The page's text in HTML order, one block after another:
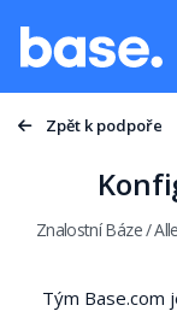
Přehled funkcí
Správce
Integrace
Zpět k podpoře
Znalostní Báze/